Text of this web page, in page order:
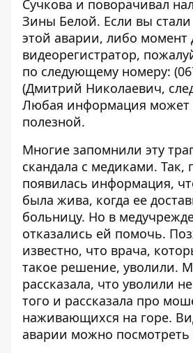
Сучкова и поворачивал
Зины Белой. Если вы стали
этой аварии, либо момент
видеорегистратор,
по следующему номеру:
(Дмитрий Николаевич,
Любая информация может
полезной.
Многие запомнили эту
скандала с медиками. Так,
появилась информация,
была жива, когда ее
больницу. Но в
отказались ей помочь.
известно, что врача,
такое решение, уволили.
рассказала, что уволили не
того и рассказала про
наживающихся на горе.
аварии можно посмотреть